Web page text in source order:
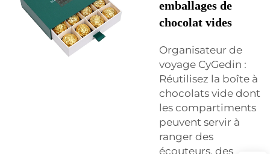
emballages de
chocolat vides
Organisateur de
voyage CyGedin :
Réutilisez la boîte à
chocolats vide dont
les compartiments
peuvent servir à
ranger des
écouteurs, des